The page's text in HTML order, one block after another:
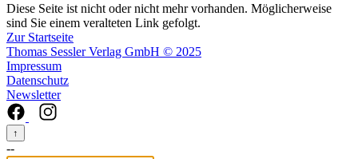
Diese Seite ist nicht oder nicht mehr vorhanden. Möglicherweise
sind Sie einem veralteten Link gefolgt.
Zur Startseite
Thomas Sessler Verlag GmbH © 2025
Impressum
Datenschutz
Newsletter
↑
--